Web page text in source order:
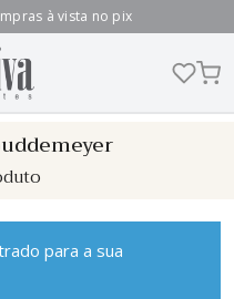
à vista no pix
para a sua